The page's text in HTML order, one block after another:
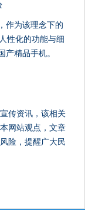
作为该理念下的
性化的功能与细
产精品手机。
传资讯，该相关
网站观点，文章
险，提醒广大民